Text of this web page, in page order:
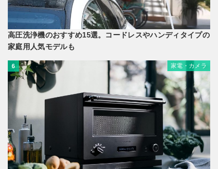
高圧洗浄機のおすすめ15選。コードレスやハンディタイプの
家庭用人気モデルも
6 家電・カメラ